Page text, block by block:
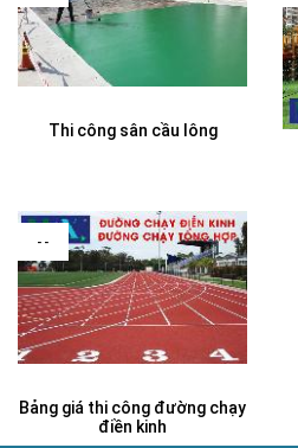
Thi công sân cầu lông
--
Bảng giá thi công đường chạy
điền kinh